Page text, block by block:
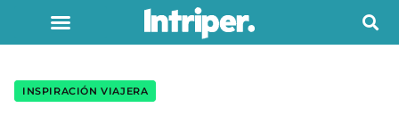
INSPIRACIÓN VIAJERA